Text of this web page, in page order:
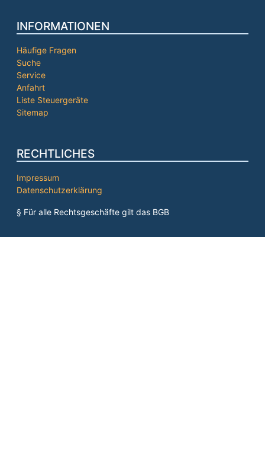
INFORMATIONEN
Häufige Fragen
Suche
Service
Anfahrt
Liste Steuergeräte
Sitemap
RECHTLICHES
Impressum
Datenschutzerklärung
§ Für alle Rechtsgeschäfte gilt das BGB